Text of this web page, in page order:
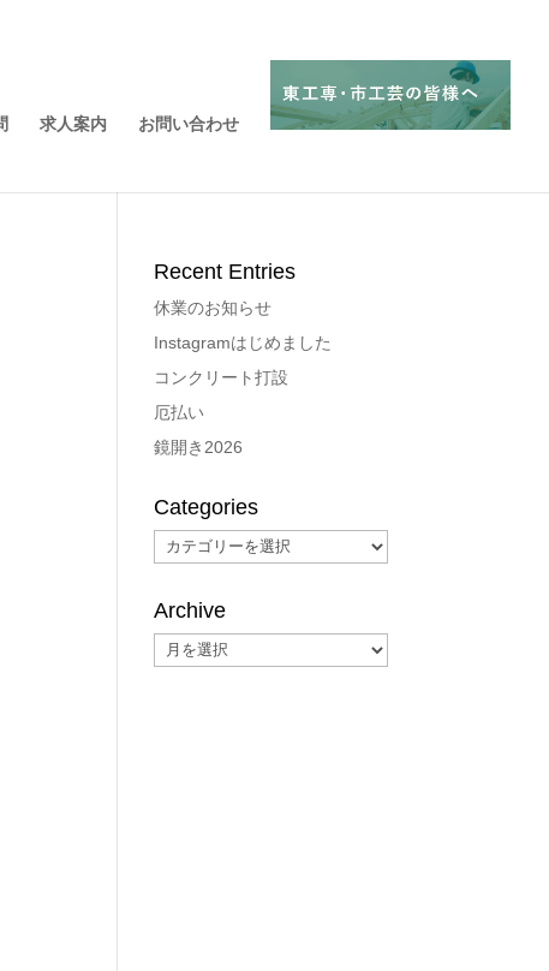
求人案内 お問い合わせ
Recent Entries
休業のお知らせ
Instagramはじめました
コンクリート打設
厄払い
鏡開き2026
Categories
Categories
Archive
Archive